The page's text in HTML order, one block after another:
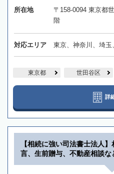
所在地
〒158-0094 東京都
階
対応エリア 東京、神奈川、埼玉
東京都 世田谷区
詳
【相続に強い司法書士法人
言、生前贈与、不動産相談な